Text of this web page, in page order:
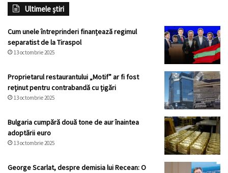
Ultimele știri
Cum unele întreprinderi finanțează regimul
separatist de la Tiraspol
13 octombrie 2025
Proprietarul restaurantului „Motif” ar fi fost
reținut pentru contrabandă cu țigări
13 octombrie 2025
Bulgaria cumpără două tone de aur înaintea
adoptării euro
13 octombrie 2025
George Scarlat, despre demisia lui Recean: O